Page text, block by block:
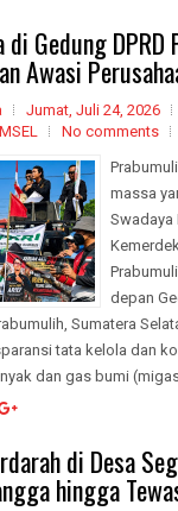
di Gedung
Awasi
Jumat, Juli 24, 2026
No comments
massa
Swadaya
depan
Sumatera
tata kelola dan
dan gas bumi
di Desa
hingga